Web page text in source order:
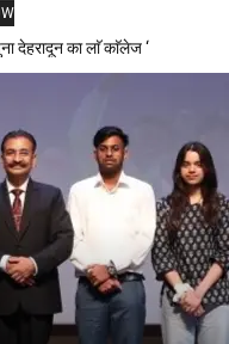
देहरादून का लाॅ काॅलेज ‘